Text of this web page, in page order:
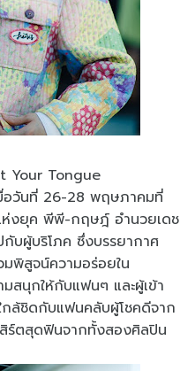
Your Tongue
อวันที่ 26-28 พฤษภาคมที่
ห่งยุค พีพี-กฤษฎ์ อำนวยเดช
บผู้บริโภค ซึ่งบรรยากาศ
พิสูจน์ความอร่อยใน
นุกให้กับแฟนๆ และผู้เข้า
ล้ชิดกับแฟนคลับผู้โชคดีจาก
ร์ตสุดฟินจากทั้งสองศิลปิน